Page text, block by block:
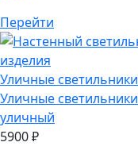
Перейти
Уличные светильники
Уличные светильники
уличный
5900₽